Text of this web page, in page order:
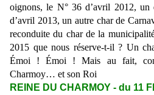
oignons, le N° 36 d’avril 2012,
d’avril 2013, un autre char de
reconduite du char de la
2015 que nous réserve-t-il ? Un
Émoi ! Émoi ! Mais au fait,
Charmoy… et son Roi
REINE DU CHARMOY - du 11